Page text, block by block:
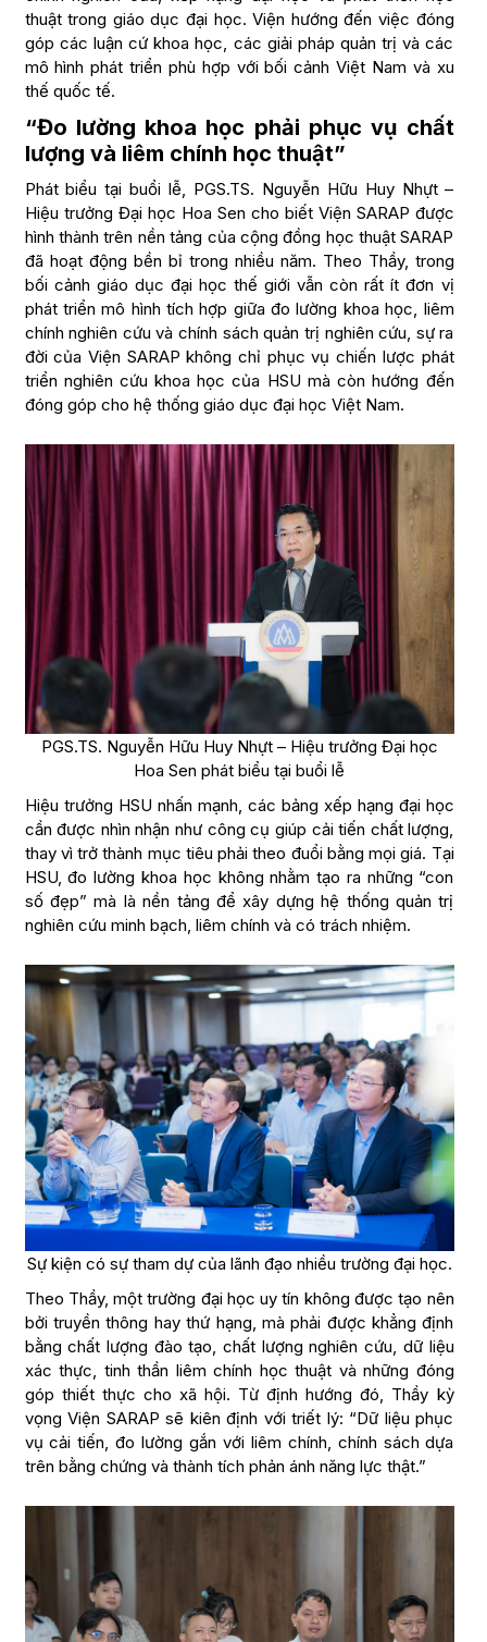
thuật trong giáo dục đại học. Viện hướng đến việc đóng
góp các luận cứ khoa học, các giải pháp quản trị và các
mô hình phát triển phù hợp với bối cảnh Việt Nam và xu
thế quốc tế.
“Đo lường khoa học phải phục vụ chất
lượng và liêm chính học thuật”
Phát biểu tại buổi lễ, PGS.TS. Nguyễn Hữu Huy Nhựt –
Hiệu trưởng Đại học Hoa Sen cho biết Viện SARAP được
hình thành trên nền tảng của cộng đồng học thuật SARAP
đã hoạt động bền bỉ trong nhiều năm. Theo Thầy, trong
bối cảnh giáo dục đại học thế giới vẫn còn rất ít đơn vị
phát triển mô hình tích hợp giữa đo lường khoa học, liêm
chính nghiên cứu và chính sách quản trị nghiên cứu, sự ra
đời của Viện SARAP không chỉ phục vụ chiến lược phát
triển nghiên cứu khoa học của HSU mà còn hướng đến
đóng góp cho hệ thống giáo dục đại học Việt Nam.
PGS.TS. Nguyễn Hữu Huy Nhựt – Hiệu trưởng Đại học
Hoa Sen phát biểu tại buổi lễ
Hiệu trưởng HSU nhấn mạnh, các bảng xếp hạng đại học
cần được nhìn nhận như công cụ giúp cải tiến chất lượng,
thay vì trở thành mục tiêu phải theo đuổi bằng mọi giá. Tại
HSU, đo lường khoa học không nhằm tạo ra những “con
số đẹp” mà là nền tảng để xây dựng hệ thống quản trị
nghiên cứu minh bạch, liêm chính và có trách nhiệm.
Sự kiện có sự tham dự của lãnh đạo nhiều trường đại học.
Theo Thầy, một trường đại học uy tín không được tạo nên
bởi truyền thông hay thứ hạng, mà phải được khẳng định
bằng chất lượng đào tạo, chất lượng nghiên cứu, dữ liệu
xác thực, tinh thần liêm chính học thuật và những đóng
góp thiết thực cho xã hội. Từ định hướng đó, Thầy kỳ
vọng Viện SARAP sẽ kiên định với triết lý: “Dữ liệu phục
vụ cải tiến, đo lường gắn với liêm chính, chính sách dựa
trên bằng chứng và thành tích phản ánh năng lực thật.”